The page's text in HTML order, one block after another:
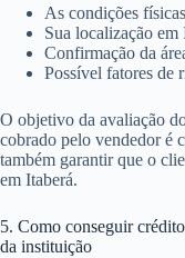
As condições
Sua localização em
Confirmação da
Possível fatores de
O objetivo da avaliação
cobrado pelo vendedor é
também garantir que o
em Itaberá.
5. Como conseguir
da instituição